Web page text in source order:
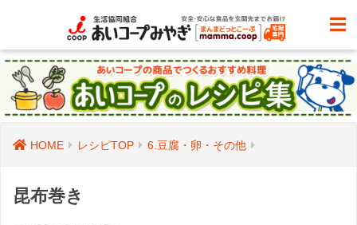
HOME レシピTOP 6.豆腐・卵・その他
昆布巻き